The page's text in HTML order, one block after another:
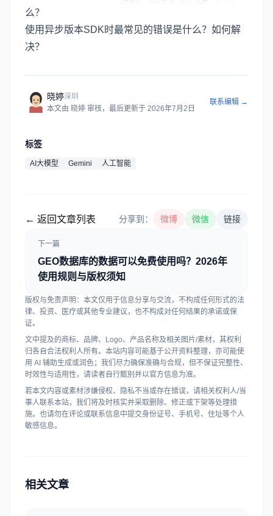
么？
使用异步版本SDK时最常见的错误是什么？如何解
决？
晓婷深圳
本文由 晓婷 审核，最后更新于 2026年7月2日
联系编辑 →
标签
AI大模型 Gemini 人工智能
← 返回文章列表 分享到： 微博 微信 链接
下一篇
GEO数据库的数据可以免费使用吗？2026年
使用规则与版权须知
版权与免责声明：本文仅用于信息分享与交流，不构成任何形式的法
律、投资、医疗或其他专业建议，也不构成对任何结果的承诺或保
证。
文中提及的商标、品牌、Logo、产品名称及相关图片/素材，其权利
归各自合法权利人所有。本站内容可能基于公开资料整理，亦可能使
用 AI 辅助生成或润色；我们尽力确保准确与合规，但不保证完整性、
时效性与适用性，请读者自行甄别并以官方信息为准。
若本文内容或素材涉嫌侵权、隐私不当或存在错误，请相关权利人/当
事人联系本站，我们将及时核实并采取删除、修正或下架等处理措
施。也请勿在评论或联系信息中提交身份证号、手机号、住址等个人
敏感信息。
相关文章